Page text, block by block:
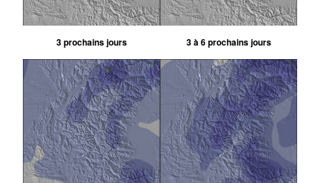
3 prochains jours 3 à 6 prochains jours